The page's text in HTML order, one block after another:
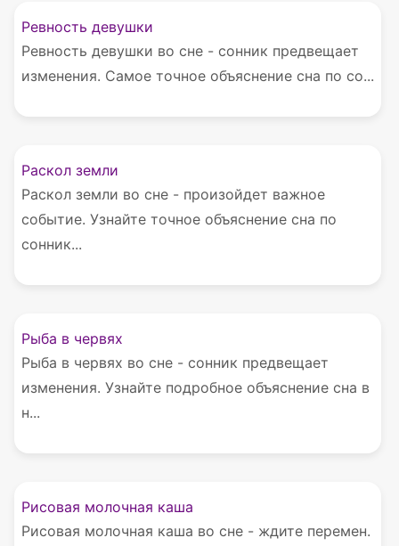
Ревность девушки
Ревность девушки во сне - сонник предвещает
изменения. Самое точное объяснение сна по со...
Раскол земли
Раскол земли во сне - произойдет важное
событие. Узнайте точное объяснение сна по
сонник...
Рыба в червях
Рыба в червях во сне - сонник предвещает
изменения. Узнайте подробное объяснение сна в
н...
Рисовая молочная каша
Рисовая молочная каша во сне - ждите перемен.